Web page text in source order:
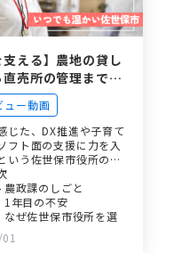
支える】農地の貸し
売所の管理まで、
ソフト面を支える
ュー動画
じた、DX推進や子育て
フト面の支援に力を入
いう佐世保市役所の魅
農政課のしごと
1年目の不安
なぜ佐世保市役所を選
。
入庁前後のギャップ